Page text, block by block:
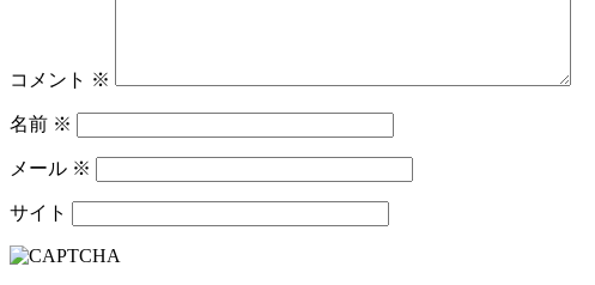
コメント ※
名前 ※
メール ※
サイト